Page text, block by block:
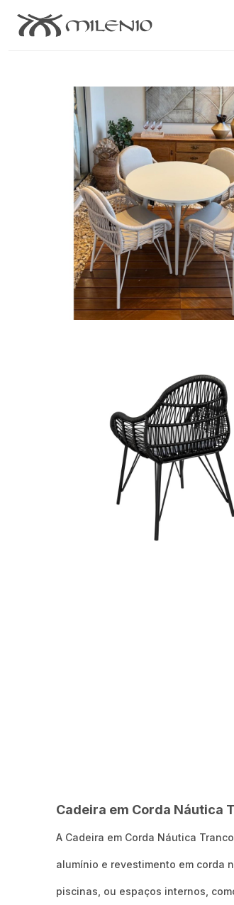
Cadeira em Corda Náutica
A Cadeira em Corda Náutica
alumínio e revestimento em corda
piscinas, ou espaços internos,